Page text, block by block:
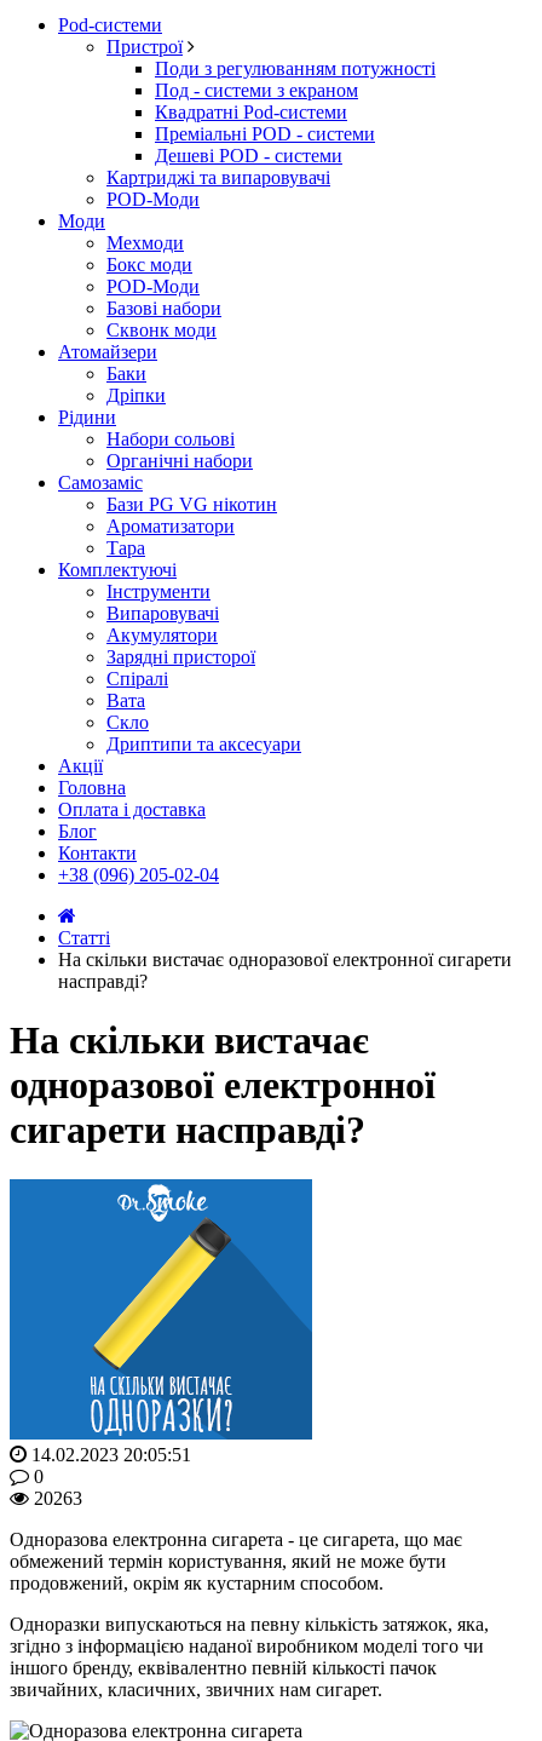
Pod-системи
Пристрої
Поди з регулюванням потужності
Под - системи з екраном
Квадратні Pod-системи
Преміальні POD - системи
Дешеві POD - системи
Картриджі та випаровувачі
POD-Моди
Моди
Мехмоди
Бокс моди
POD-Моди
Базові набори
Сквонк моди
Атомайзери
Баки
Дріпки
Рідини
Набори сольові
Органічні набори
Самозаміс
Бази PG VG нікотин
Ароматизатори
Тара
Комплектуючі
Інструменти
Випаровувачі
Акумулятори
Зарядні присторої
Спіралі
Вата
Скло
Дриптипи та аксесуари
Акції
Головна
Оплата і доставка
Блог
Контакти
+38 (096) 205-02-04
Статті
На скільки вистачає одноразової електронної сигарети
насправді?
На скільки вистачає
одноразової електронної
сигарети насправді?
14.02.2023 20:05:51
0
20263
Одноразова електронна сигарета - це сигарета, що має
обмежений термін користування, який не може бути
продовжений, окрім як кустарним способом.
Одноразки випускаються на певну кількість затяжок, яка,
згідно з інформацією наданої виробником моделі того чи
іншого бренду, еквівалентно певній кількості пачок
звичайних, класичних, звичних нам сигарет.